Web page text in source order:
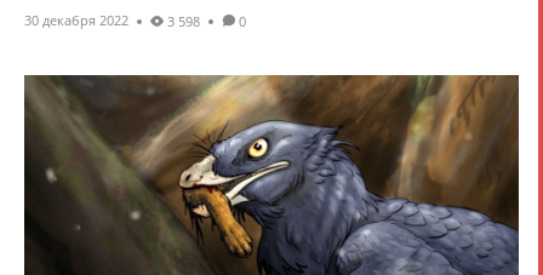
30 декабря 2022 3 598 0